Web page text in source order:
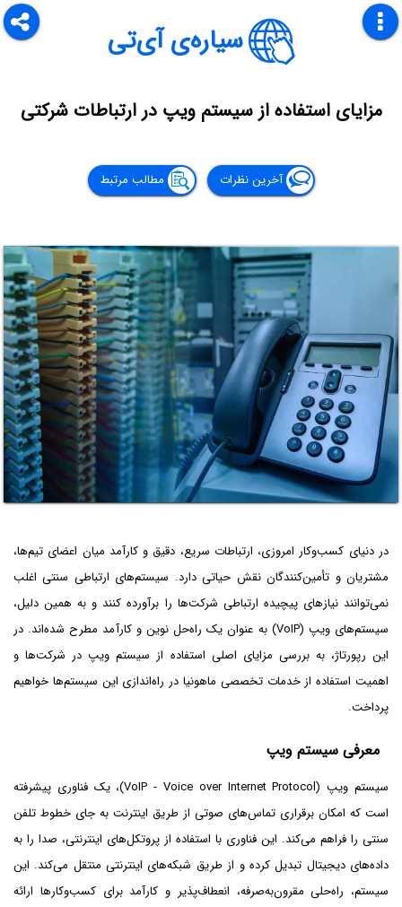
سیاره‌ی آی‌تی
مزایای استفاده از سیستم ویپ در ارتباطات شرکتی
آخرین نظرات مطالب مرتبط
در دنیای کسب‌وکار امروزی، ارتباطات سریع، دقیق و کارآمد میان اعضای تیم‌ها،
مشتریان و تأمین‌کنندگان نقش حیاتی دارد. سیستم‌های ارتباطی سنتی اغلب
نمی‌توانند نیازهای پیچیده ارتباطی شرکت‌ها را برآورده کنند و به همین دلیل،
سیستم‌های ویپ (VoIP) به عنوان یک راه‌حل نوین و کارآمد مطرح شده‌اند. در
این رپورتاژ، به بررسی مزایای اصلی استفاده از سیستم ویپ در شرکت‌ها و
اهمیت استفاده از خدمات تخصصی ماهونیا در راه‌اندازی این سیستم‌ها خواهیم
پرداخت.
معرفی سیستم ویپ
سیستم ویپ (VoIP - Voice over Internet Protocol)، یک فناوری پیشرفته
است که امکان برقراری تماس‌های صوتی از طریق اینترنت به جای خطوط تلفن
سنتی را فراهم می‌کند. این فناوری با استفاده از پروتکل‌های اینترنتی، صدا را به
داده‌های دیجیتال تبدیل کرده و از طریق شبکه‌های اینترنتی منتقل می‌کند. این
سیستم، راه‌حلی مقرون‌به‌صرفه، انعطاف‌پذیر و کارآمد برای کسب‌وکارها ارائه